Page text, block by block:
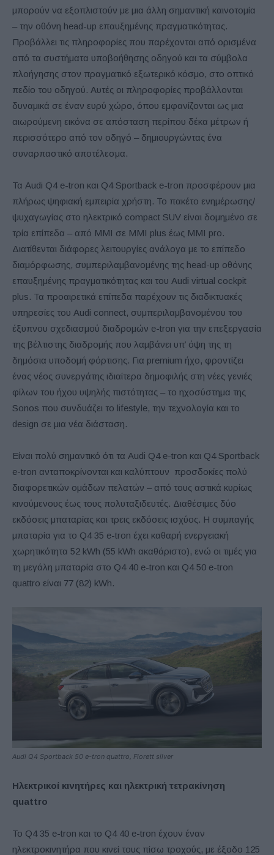
μπορούν να εξοπλιστούν με μια άλλη σημαντική καινοτομία
– την οθόνη head-up επαυξημένης πραγματικότητας.
Προβάλλει τις πληροφορίες που παρέχονται από ορισμένα
από τα συστήματα υποβοήθησης οδηγού και τα σύμβολα
πλοήγησης στον πραγματικό εξωτερικό κόσμο, στο οπτικό
πεδίο του οδηγού. Αυτές οι πληροφορίες προβάλλονται
δυναμικά σε έναν ευρύ χώρο, όπου εμφανίζονται ως μια
αιωρούμενη εικόνα σε απόσταση περίπου δέκα μέτρων ή
περισσότερο από τον οδηγό – δημιουργώντας ένα
συναρπαστικό αποτέλεσμα.
Τα Audi Q4 e-tron και Q4 Sportback e-tron προσφέρουν μια
πλήρως ψηφιακή εμπειρία χρήστη. Το πακέτο ενημέρωσης/
ψυχαγωγίας στο ηλεκτρικό compact SUV είναι δομημένο σε
τρία επίπεδα – από MMI σε MMI plus έως MMI pro.
Διατίθενται διάφορες λειτουργίες ανάλογα με το επίπεδο
διαμόρφωσης, συμπεριλαμβανομένης της head-up οθόνης
επαυξημένης πραγματικότητας και του Audi virtual cockpit
plus. Τα προαιρετικά επίπεδα παρέχουν τις διαδικτυακές
υπηρεσίες του Audi connect, συμπεριλαμβανομένου του
έξυπνου σχεδιασμού διαδρομών e-tron για την επεξεργασία
της βέλτιστης διαδρομής που λαμβάνει υπ’ όψη της τη
δημόσια υποδομή φόρτισης. Για premium ήχο, φροντίζει
ένας νέος συνεργάτης ιδιαίτερα δημοφιλής στη νέες γενιές
φίλων του ήχου υψηλής πιστότητας – το ηχοσύστημα της
Sonos που συνδυάζει το lifestyle, την τεχνολογία και το
design σε μια νέα διάσταση.
Είναι πολύ σημαντικό ότι τα Audi Q4 e-tron και Q4 Sportback
e-tron ανταποκρίνονται και καλύπτουν προσδοκίες πολύ
διαφορετικών ομάδων πελατών – από τους αστικά κυρίως
κινούμενους έως τους πολυταξιδευτές. Διαθέσιμες δύο
εκδόσεις μπαταρίας και τρεις εκδόσεις ισχύος. Η συμπαγής
μπαταρία για το Q4 35 e-tron έχει καθαρή ενεργειακή
χωρητικότητα 52 kWh (55 kWh ακαθάριστο), ενώ οι τιμές για
τη μεγάλη μπαταρία στο Q4 40 e-tron και Q4 50 e-tron
quattro είναι 77 (82) kWh.
Audi Q4 Sportback 50 e-tron quattro, Florett silver
Ηλεκτρικοί κινητήρες και ηλεκτρική τετρακίνηση
quattro
Το Q4 35 e-tron και το Q4 40 e-tron έχουν έναν
ηλεκτροκινητήρα που κινεί τους πίσω τροχούς, με έξοδο 125